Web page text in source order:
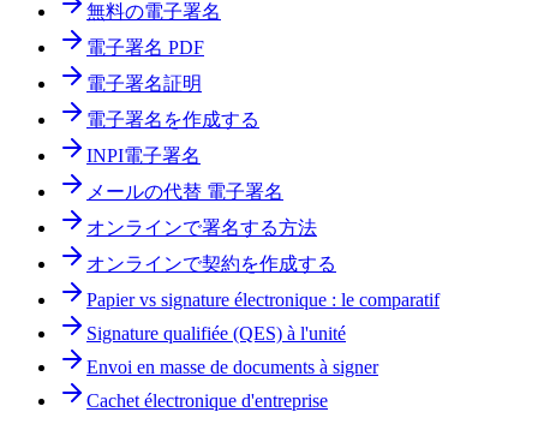
無料の電子署名
電子署名 PDF
電子署名証明
電子署名を作成する
INPI電子署名
メールの代替 電子署名
オンラインで署名する方法
オンラインで契約を作成する
Papier vs signature électronique : le comparatif
Signature qualifiée (QES) à l'unité
Envoi en masse de documents à signer
Cachet électronique d'entreprise